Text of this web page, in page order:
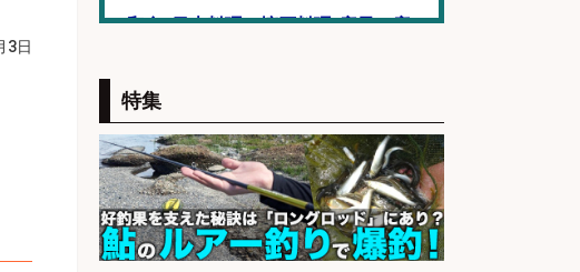
3日
和食, 日本料理・懐石料理/店長・店
店長候補募集
会社名
魚と肴 いとおかし 魚と肴 いとお
かし
sponsored by 求人ボックス
製造「組立・加工」/釣り具部品の
特集